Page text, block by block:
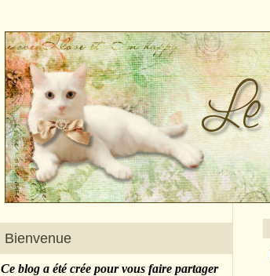
Bienvenue
Ce blog a été crée pour vous faire partager